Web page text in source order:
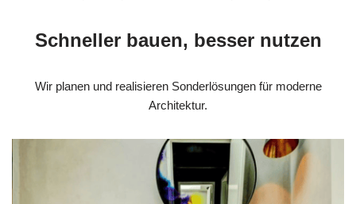
Schneller bauen, besser nutzen
Wir planen und realisieren Sonderlösungen für moderne
Architektur.